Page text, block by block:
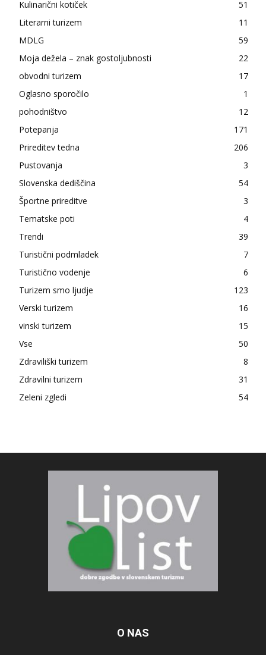
Kulinarični kotiček
51
Literarni turizem
11
MDLG
59
Moja dežela – znak gostoljubnosti
22
obvodni turizem
17
Oglasno sporočilo
1
pohodništvo
12
Potepanja
171
Prireditev tedna
206
Pustovanja
3
Slovenska dediščina
54
Športne prireditve
3
Tematske poti
4
Trendi
39
Turistični podmladek
7
Turistično vodenje
6
Turizem smo ljudje
123
Verski turizem
16
vinski turizem
15
Vse
50
Zdraviliški turizem
8
Zdravilni turizem
31
Zeleni zgledi
54
O NAS